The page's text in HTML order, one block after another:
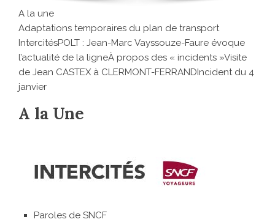
A la une
Adaptations temporaires du plan de transport
IntercitésPOLT : Jean-Marc Vayssouze-Faure évoque
l’actualité de la ligneÀ propos des « incidents »Visite
de Jean CASTEX à CLERMONT-FERRANDIncident du 4
janvier
A la Une
Paroles de SNCF